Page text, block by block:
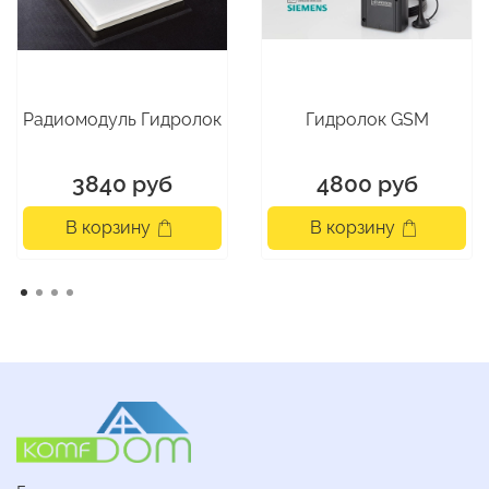
Радиомодуль Гидролок
3840 руб
В корзину
Гидролок GSM
4800 руб
В корзину